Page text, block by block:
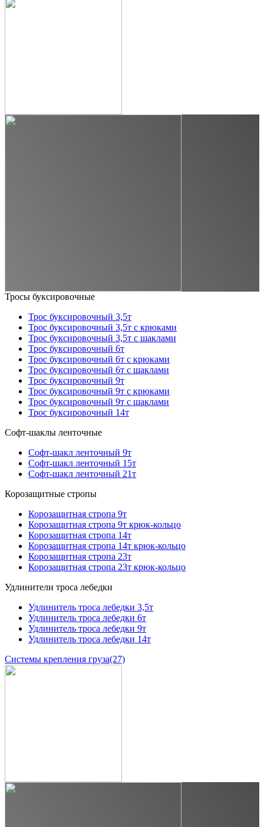
Тросы буксировочные
Трос буксировочный 3,5т
Трос буксировочный 3,5т с крюками
Трос буксировочный 3,5т с шаклами
Трос буксировочный 6т
Трос буксировочный 6т с крюками
Трос буксировочный 6т с шаклами
Трос буксировочный 9т
Трос буксировочный 9т с крюками
Трос буксировочный 9т с шаклами
Трос буксировочный 14т
Софт-шаклы ленточные
Софт-шакл ленточный 9т
Софт-шакл ленточный 15т
Софт-шакл ленточный 21т
Корозащитные стропы
Корозащитная стропа 9т
Корозащитная стропа 9т крюк-кольцо
Корозащитная стропа 14т
Корозащитная стропа 14т крюк-кольцо
Корозащитная стропа 23т
Корозащитная стропа 23т крюк-кольцо
Удлинители троса лебедки
Удлинитель троса лебедки 3,5т
Удлинитель троса лебедки 6т
Удлинитель троса лебедки 9т
Удлинитель троса лебедки 14т
Системы крепления груза(27)